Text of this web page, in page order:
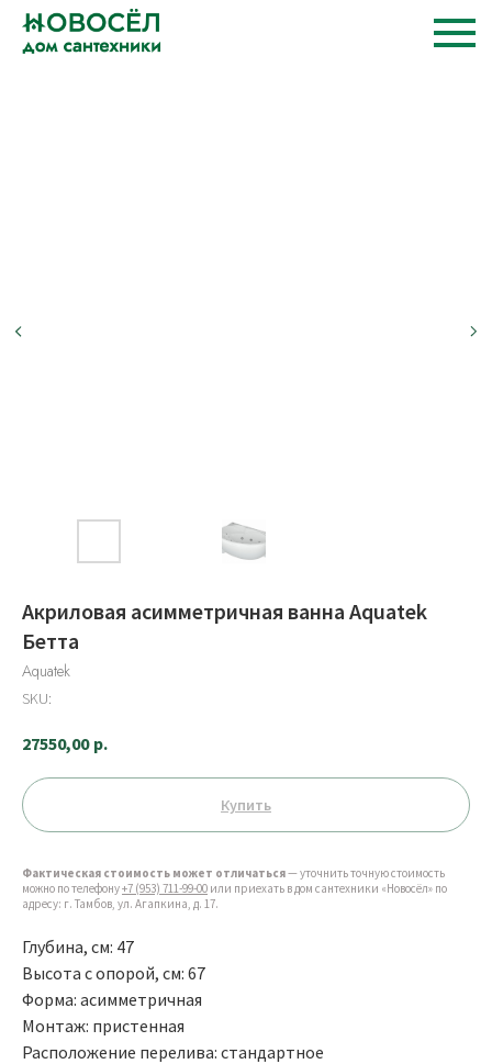
Акриловая асимметричная ванна Aquatek
Бетта
Aquatek
SKU:
27550,00 р.
Купить
Фактическая стоимость может отличаться— уточнить точную стоимость
можно по телефону+7 (953) 711-99-00 или приехать в дом сантехники «Новосёл» по
адресу: г. Тамбов, ул. Агапкина, д. 17.
Глубина, см: 47
Высота с опорой, см: 67
Форма: асимметричная
Монтаж: пристенная
Расположение перелива: стандартное